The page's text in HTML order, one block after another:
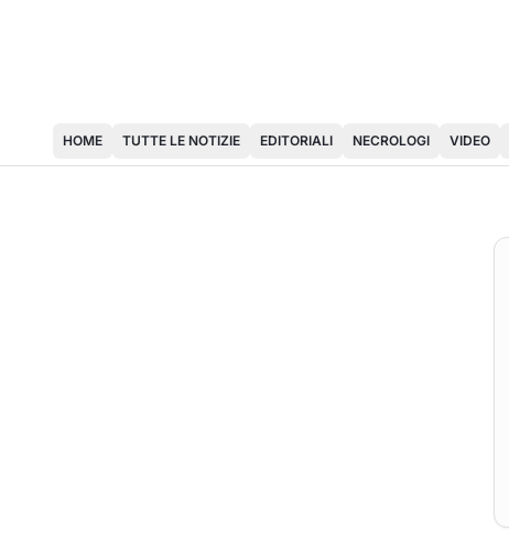
HOME TUTTE LE NOTIZIE EDITORIALI NECROLOGI VIDEO